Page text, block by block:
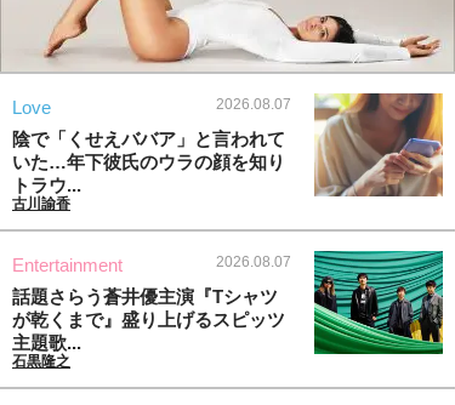
Love 2026.08.07
陰で「くせえババア」と言われて
いた…年下彼氏のウラの顔を知り
トラウ...
古川諭香
Entertainment 2026.08.07
話題さらう蒼井優主演『Tシャツ
が乾くまで』盛り上げるスピッツ
主題歌...
石黒隆之